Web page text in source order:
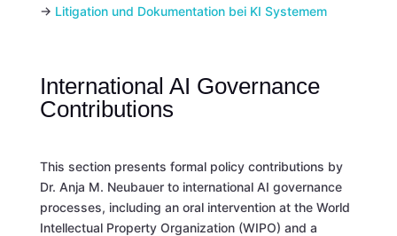
→ Litigation und Dokumentation bei KI Systemem
International AI Governance
Contributions
This section presents formal policy contributions by
Dr. Anja M. Neubauer to international AI governance
processes, including an oral intervention at the World
Intellectual Property Organization(WIPO) and a